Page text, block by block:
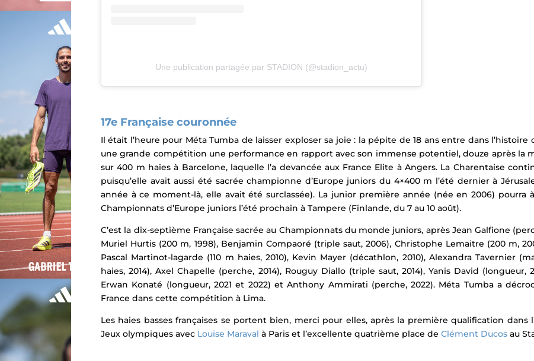
Une publication partagée par STADION (@stadion_actu)
17e Française couronnée
Il était l’heure pour Méta Tumba de laisser exploser sa joie : la pépite de 18 ansentre dans l’histoire
une grande compétition une performance en rapport avec son immense potentiel, douze après la
sur 400 m haies à Barcelone, laquelle l’a devancée aux France Elite à Angers. La Charentaise
puisqu’elle avait aussi été sacrée championne d’Europe juniors du 4×400 m l’été dernier à
année à ce moment-là, elle avait été surclassée). La junior première année (née en 2006) pourra
Championnats d’Europe juniors l’été prochain à Tampere (Finlande, du 7 au 10 août).
C’est la dix-septième Française sacrée au Championnats du monde juniors, après Jean Galfione
Muriel Hurtis (200 m, 1998), Benjamin Compaoré (triple saut, 2006), Christophe Lemaitre (200 m,
Pascal Martinot-lagarde (110 m haies, 2010), Kevin Mayer (décathlon, 2010), Alexandra Tavernier
haies, 2014), Axel Chapelle (perche, 2014), Rouguy Diallo (triple saut, 2014), Yanis David (longueur,
Erwan Konaté (longueur, 2021 et 2022) et Anthony Ammirati (perche, 2022). Méta Tumba a
France dans cette compétition à Lima.
Les haies basses françaises se portent bien, merci pour elles, après la première qualification dans
Jeux olympiques avec Louise Maraval à Paris et l’excellente quatrième place de Clément Ducos au